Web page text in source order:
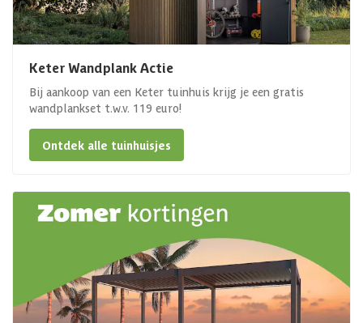
Keter Wandplank Actie
Bij aankoop van een Keter tuinhuis krijg je een gratis
wandplankset t.w.v. 119 euro!
Ontdek alle tuinhuisjes